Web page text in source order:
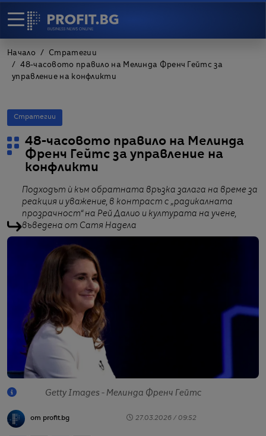
Начало
Стратегии
48-часовото правило на Мелинда Френч Гейтс за
управление на конфликти
Стратегии
48-часовото правило на Мелинда
Френч Гейтс за управление на
конфликти
Подходът ѝ към обратната връзка залага на време за
реакция и уважение, в контраст с „радикалната
прозрачност“ на Рей Далио и културата на учене,
въведена от Сатя Надела
Getty Images - Мелинда Френч Гейтс
от profit.bg 27.03.2026 / 09:52